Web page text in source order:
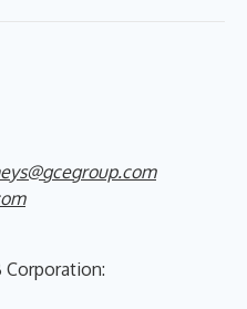
Corporation: